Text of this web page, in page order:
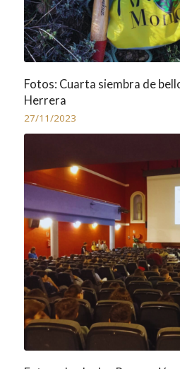
Fotos: Cuarta siembra de
Herrera
27/11/2023